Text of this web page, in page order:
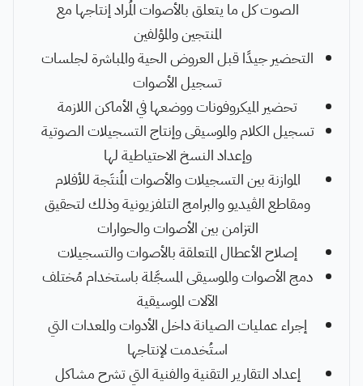
الصوت كل ما يتعلق بالأصوات المُراد إنتاجها مع
المنتجين والمؤلفين
التحضير جيدًا قبل العروض الحية والمباشرة لجلسات
تسجيل الأصوات
تحضير الميكروفونات ووضعها في الأماكن اللازمة
تسجيل الكلام والموسيقى وإنتاج التسجيلات الصوتية
وإعداد النسخ الاحتياطية لها
الموازنة بين التسجيلات والأصوات المُنتَجة للأفلام
ومقاطع الڤيديو والبرامج التلفزيونية وذلك لتحقيق
التزامن بين الأصوات والحوارات
إصلاح الأعطال المتعلقة بالأصوات والتسجيلات
دمج الأصوات والموسيقى المسجَّلة باستخدام مُختلف
الآلات الموسيقية
إجراء عمليات الصيانة داخل الأدوات والمعدات التي
استُخدمت لإنتاجها
إعداد التقارير التقنية والفنية التي تشرح مشاكل